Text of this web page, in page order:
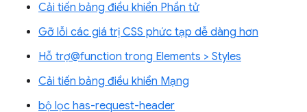
Cải tiến bảng điều khiển Phần tử
Gỡ lỗi các giá trị CSS phức tạp dễ dàng hơn
Hỗ trợ@function trong Elements > Styles
Cải tiến bảng điều khiển Mạng
bộ lọc has-request-header